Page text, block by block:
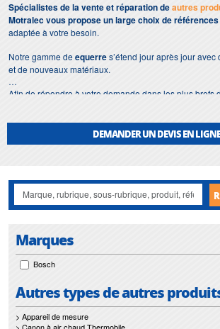
Spécialistes de la vente et réparation deautres
Motralec vous propose un large choix de références
adaptée à votre besoin.
Notre gamme deequerres’étend jour après jour
et de nouveaux matériaux.
Afin de répondre à votre demande dans les plus brefs
met également à votre disposition son
maintenance deequerre.
contraintes sont un gage d'efficacité, et garantissent
de vos installations deequerre.
DEMANDER UN DEVIS EN LIGNE
Marques
Bosch
Autres types de autres
> Appareil de mesure